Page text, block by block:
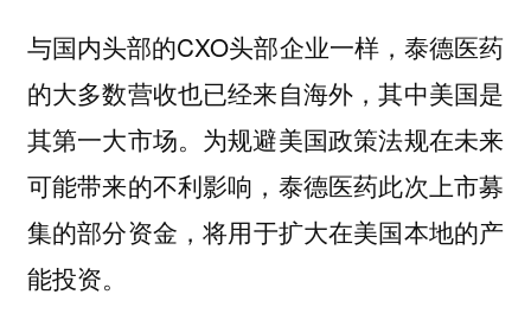
与国内头部的CXO头部企业一样，泰德医药
的大多数营收也已经来自海外，其中美国是
其第一大市场。为规避美国政策法规在未来
可能带来的不利影响，泰德医药此次上市募
集的部分资金，将用于扩大在美国本地的产
能投资。